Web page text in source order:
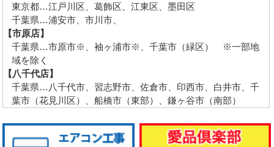
東京都…江戸川区、葛飾区、江東区、墨田区
千葉県…浦安市、市川市、
【市原店】
千葉県…市原市※、袖ヶ浦市※、千葉市（緑区） ※一部地
域を除く
【八千代店】
千葉県…八千代市、習志野市、佐倉市、印西市、白井市、千
葉市（花見川区）、船橋市（東部）、鎌ヶ谷市（南部）